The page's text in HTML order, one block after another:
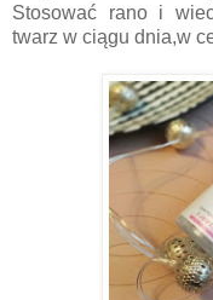
Stosować rano i
twarz w ciągu dnia,w